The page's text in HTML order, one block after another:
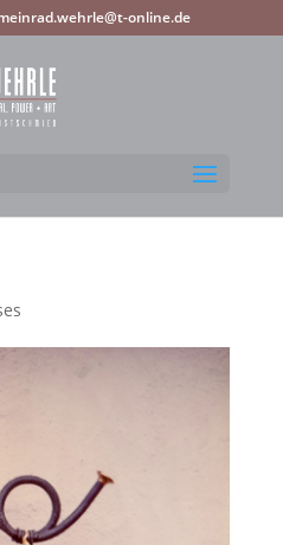
online.de